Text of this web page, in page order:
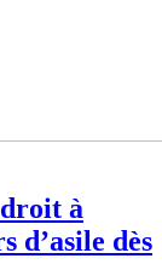
à
d’asile dès